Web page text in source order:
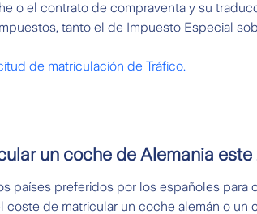
o el contrato de compraventa y su
tanto el de Impuesto Especial
de matriculación de Tráfico.
un coche de Alemania
países preferidos por los españoles
coste de matricular un coche alemán o un